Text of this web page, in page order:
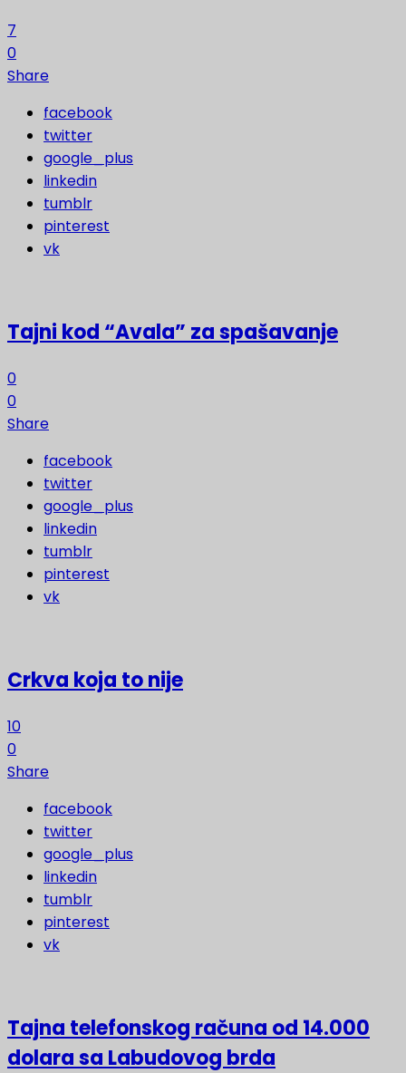
7
0
Share
facebook
twitter
google_plus
linkedin
tumblr
pinterest
vk
Tajni kod “Avala” za spašavanje
0
0
Share
facebook
twitter
google_plus
linkedin
tumblr
pinterest
vk
Crkva koja to nije
10
0
Share
facebook
twitter
google_plus
linkedin
tumblr
pinterest
vk
Tajna telefonskog računa od 14.000
dolara sa Labudovog brda